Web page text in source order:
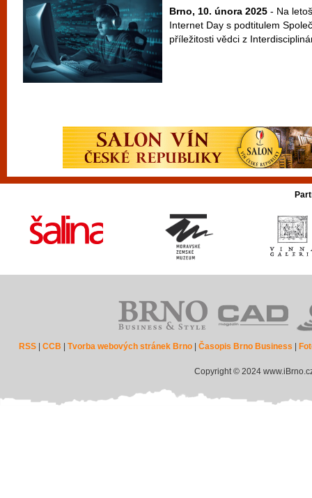
Brno, 10. února 2025 - Na
Internet Day s podtitulem
příležitosti vědci z
RSS |CCB |Tvorba webových stránek Brno |Časopis Brno Business
Copyright © 2024